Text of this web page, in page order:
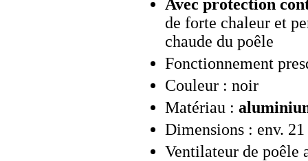
Avec protection
de forte chaleur et
chaude du poêle
Fonctionnement
Couleur : noir
Matériau :
Dimensions : env.
Ventilateur de poêle